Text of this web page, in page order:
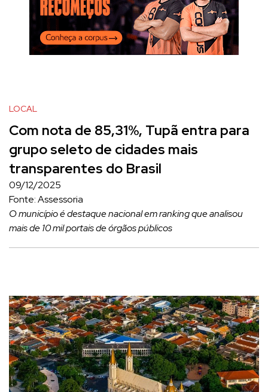
LOCAL
Com nota de 85,31%, Tupã entra para
grupo seleto de cidades mais
transparentes do Brasil
09/12/2025
Fonte: Assessoria
O município é destaque nacional em ranking que analisou
mais de 10 mil portais de órgãos públicos